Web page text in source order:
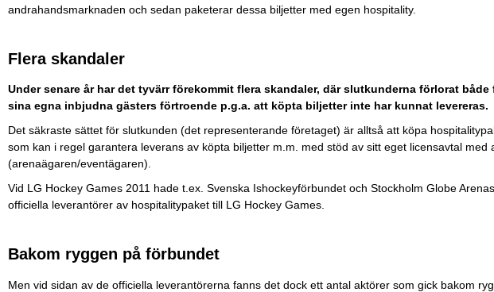
andrahandsmarknaden och sedan paketerar dessa biljetter med egen hospitality.
Flera skandaler
Under senare år har det tyvärr förekommit flera skandaler, där slutkunderna förlorat
sina egna inbjudna gästers förtroende p.g.a. att köpta biljetter inte har kunnat levereras.
Det säkraste sättet för slutkunden (det representerande företaget) är alltså att köpa
som kan i regel garantera leverans av köpta biljetter m.m. med stöd av sitt eget licensavtal med
(arenaägaren/eventägaren).
Vid LG Hockey Games 2011 hade t.ex. Svenska Ishockeyförbundet och Stockholm Globe
officiella leverantörer av hospitalitypaket till LG Hockey Games.
Bakom ryggen på förbundet
Men vid sidan av de officiella leverantörerna fanns det dock ett antal aktörer som gick bakom